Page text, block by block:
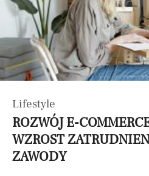
Lifestyle
ROZWÓJ E-
WZROST
ZAWODY